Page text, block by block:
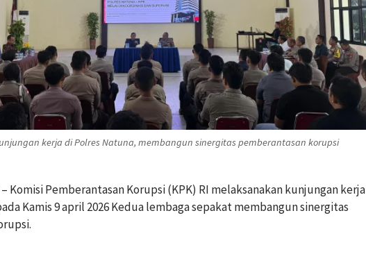
kerja di Polres Natuna, membangun sinergitas pemberantasan korupsi
– Komisi Pemberantasan Korupsi (KPK) RI melaksanakan kunjungan kerja
Kamis 9 april 2026 Kedua lembaga sepakat membangun sinergitas